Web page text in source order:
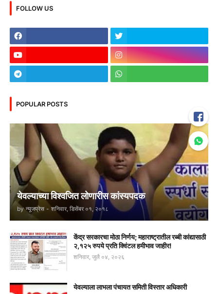
FOLLOW US
POPULAR POSTS
येवल्याच्या विश्वजित लोणारीस कांस्यपदक
by न्यूजप्रेस - शनिवार, डिसेंबर ०१, २०१८
केंद्र सरकारचा मोठा निर्णय; महाराष्ट्रातील रब्बी कांद्यासाठी
२,१२५ रुपये प्रति क्विंटल हमीभाव जाहीर!
शनिवार, जुलै ०४, २०२६
येवल्याला लाभला पंचायत समिती विस्तार अधिकारी